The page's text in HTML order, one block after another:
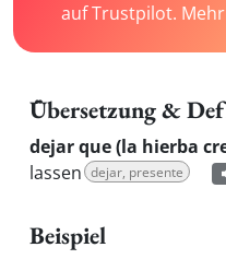
auf Trustpilot.
Übersetzung &
dejar que (la hierba
lassen dejar, presente
Beispiel